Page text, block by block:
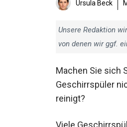
Ursula Beck
Unsere Redaktion
von denen wir ggf.
Machen Sie sich
Geschirrspüler
reinigt?
Viele